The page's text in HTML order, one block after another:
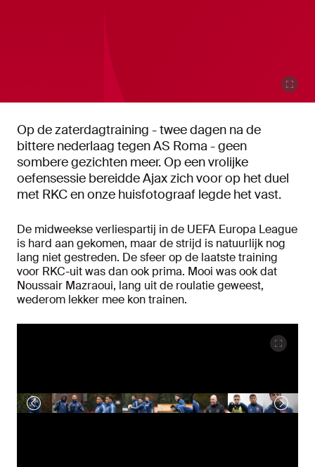
Op de zaterdagtraining - twee dagen na de
bittere nederlaag tegen AS Roma - geen
sombere gezichten meer. Op een vrolijke
oefensessie bereidde Ajax zich voor op het duel
met RKC en onze huisfotograaf legde het vast.
De midweekse verliespartij in de UEFA Europa League
is hard aan gekomen, maar de strijd is natuurlijk nog
lang niet gestreden. De sfeer op de laatste training
voor RKC-uit was dan ook prima. Mooi was ook dat
Noussair Mazraoui, lang uit de roulatie geweest,
wederom lekker mee kon trainen.